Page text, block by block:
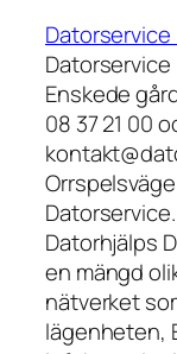
Datorservice
Datorservice
Enskede
08 37 21 00
Datorhjälps
en mängd
nätverket
lägenheten,